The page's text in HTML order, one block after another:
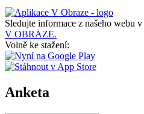
Sledujte informace z našeho webu v
V OBRAZE.
Volně ke stažení:
Anketa